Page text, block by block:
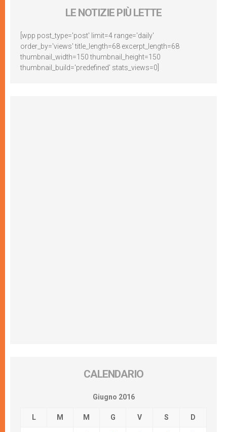
LE NOTIZIE PIÙ LETTE
[wpp post_type='post' limit=4 range='daily'
order_by='views' title_length=68 excerpt_length=68
thumbnail_width=150 thumbnail_height=150
thumbnail_build='predefined' stats_views=0]
CALENDARIO
Giugno 2016
L M M G V S D